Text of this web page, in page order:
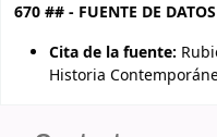
670 ## - FUENTE DE
Cita de la fuente:
Historia